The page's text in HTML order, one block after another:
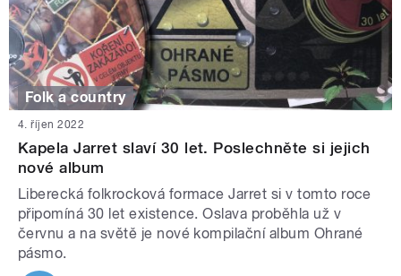
Folk a country
4. říjen 2022
Kapela Jarret slaví 30 let. Poslechněte si jejich
nové album
Liberecká folkrocková formace Jarret si v tomto roce
připomíná 30 let existence. Oslava proběhla už v
červnu a na světě je nové kompilační album Ohrané
pásmo.